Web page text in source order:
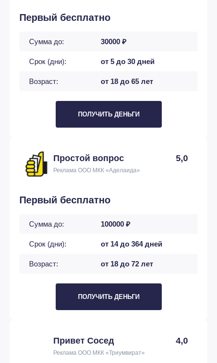
Первый бесплатно
Сумма до: 30000 ₽
Срок (дни): от 5 до 30 дней
Возраст: от 18 до 65 лет
ПОЛУЧИТЬ ДЕНЬГИ
Простой вопрос 5,0
Реклама ООО МКК «Аделаида»
Первый бесплатно
Сумма до: 100000 ₽
Срок (дни): от 14 до 364 дней
Возраст: от 18 до 72 лет
ПОЛУЧИТЬ ДЕНЬГИ
Привет Сосед 4,0
Реклама ООО МКК «Триумвират»